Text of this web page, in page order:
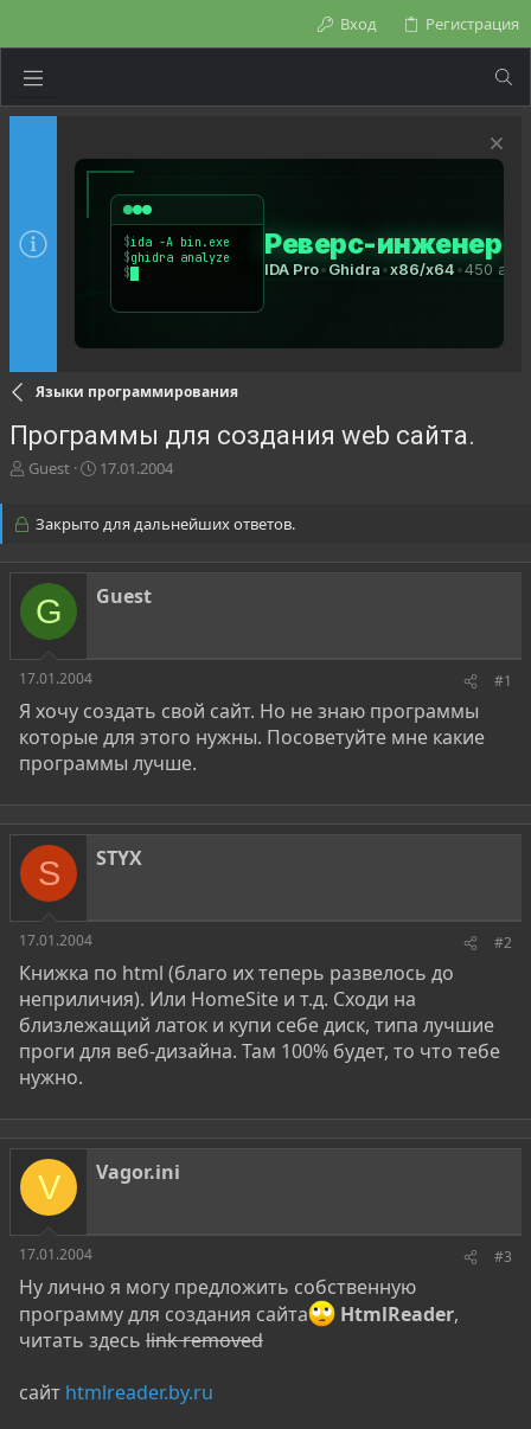
Вход Регистрация
Языки программирования
Программы для создания web сайта.
А
о
т
е
м
ы
Guest
Д
а
а
ч
а
17.01.2004
Закрыто для дальнейших ответов.
G Guest
17.01.2004 #1
Я хочу создать свой сайт. Но не знаю программы
которые для этого нужны. Посоветуйте мне какие
программы лучше.
S STYX
17.01.2004 #2
Книжка по html (благо их теперь развелось до
неприличия). Или HomeSite и т.д. Сходи на
близлежащий латок и купи себе диск, типа лучшие
проги для веб-дизайна. Там 100% будет, то что тебе
нужно.
V Vagor.ini
17.01.2004 #3
Ну лично я могу предложить собственную
программу для создания сайта
HtmlReader,
читать здесь link removed
сайт htmlreader.by.ru